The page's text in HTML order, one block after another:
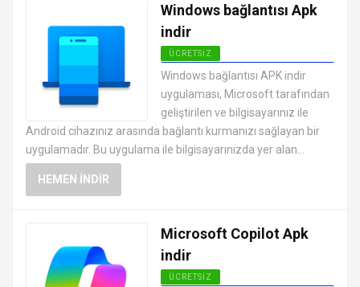
Windows bağlantısı Apk
indir
ÜCRETSIZ
ANDROID OFFICE UYGULAMALARI
APK
Windows bağlantısı APK indir
uygulaması, Microsoft tarafından
geliştirilen ve bilgisayarınız ile
Android cihazınız arasında bağlantı kurmanızı sağlayan bir
uygulamadır. Bu uygulama ile bilgisayarınızda yer alan...
HEMEN İNDIR
Microsoft Copilot Apk
indir
ÜCRETSIZ